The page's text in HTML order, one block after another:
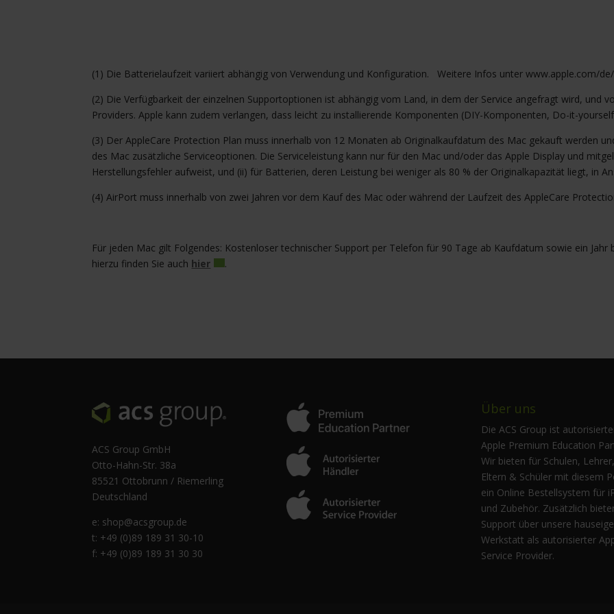
(1) Die Batterielaufzeit variiert abhängig von Verwendung und Konfiguration. Weitere Infos unter www.apple.com/
(2) Die Verfügbarkeit der einzelnen Supportoptionen ist abhängig vom Land, in dem der Service angefragt wird, und
Providers. Apple kann zudem verlangen, dass leicht zu installierende Komponenten (DIY-Komponenten, Do-it-
(3) Der AppleCare Protection Plan muss innerhalb von 12 Monaten ab Originalkaufdatum des Mac gekauft werden
des Mac zusätzliche Serviceoptionen. Die Serviceleistung kann nur für den Mac und/oder das Apple Display und
Herstellungsfehler aufweist, und (ii) für Batterien, deren Leistung bei weniger als 80 % der Originalkapazität liegt, in
(4) AirPort muss innerhalb von zwei Jahren vor dem Kauf des Mac oder während der Laufzeit des AppleCare
Für jeden Mac gilt Folgendes: Kostenloser technischer Support per Telefon für 90 Tage ab Kaufdatum sowie ein
hierzu finden Sie auch hier .
ACS Group GmbH
Otto-Hahn-Str. 38a
85521 Ottobrunn / Riemerling
Deutschland
e: shop@acsgroup.de
t: +49 (0)89 189 31 30-10
f: +49 (0)89 189 31 30 30
Über uns
Die ACS Group ist
Apple Premium Education
Wir bieten für Schulen, Lehrer,
Eltern & Schüler mit diesem
ein Online Bestellsystem für
und Zubehör. Zusätzlich
Support über unsere
Werkstatt als autorisierter
Service Provider.